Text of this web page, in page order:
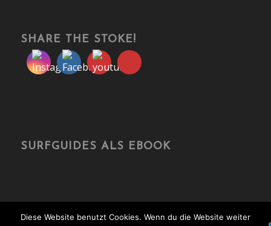
SHARE THE STOKE!
SURFGUIDES ALS EBOOK
Diese Website benutzt Cookies. Wenn du die Website weiter